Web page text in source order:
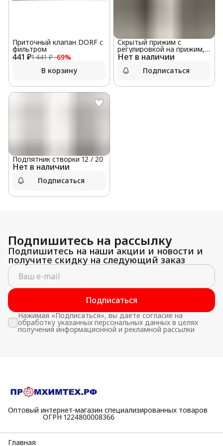
441 ₽1 441 ₽−69%
Приточный клапан DORF с
фильтром
В корзину
Нет в наличии
Скрытый прижим с
регулировкой на прижим,
универсальный
Подписаться
Нет в наличии
Подпятник створки 12 / 20
Подписаться
Подпишитесь на рассылку
Подпишитесь на наши акции и новости и
получите скидку на следующий заказ
Подписаться
Нажимая «Подписаться», вы даете согласие на
обработку указанных персональных данных в целях
получения информационной и рекламной рассылки
Оптовый интернет-магазин специализированных товаров
⠀⠀⠀⠀⠀⠀⠀ОГРН 1224800008366
Главная